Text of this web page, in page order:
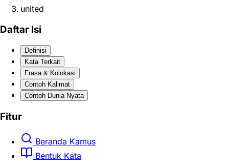
united
Daftar Isi
Definisi
Kata Terkait
Frasa & Kolokasi
Contoh Kalimat
Contoh Dunia Nyata
Fitur
Beranda Kamus
Bentuk Kata